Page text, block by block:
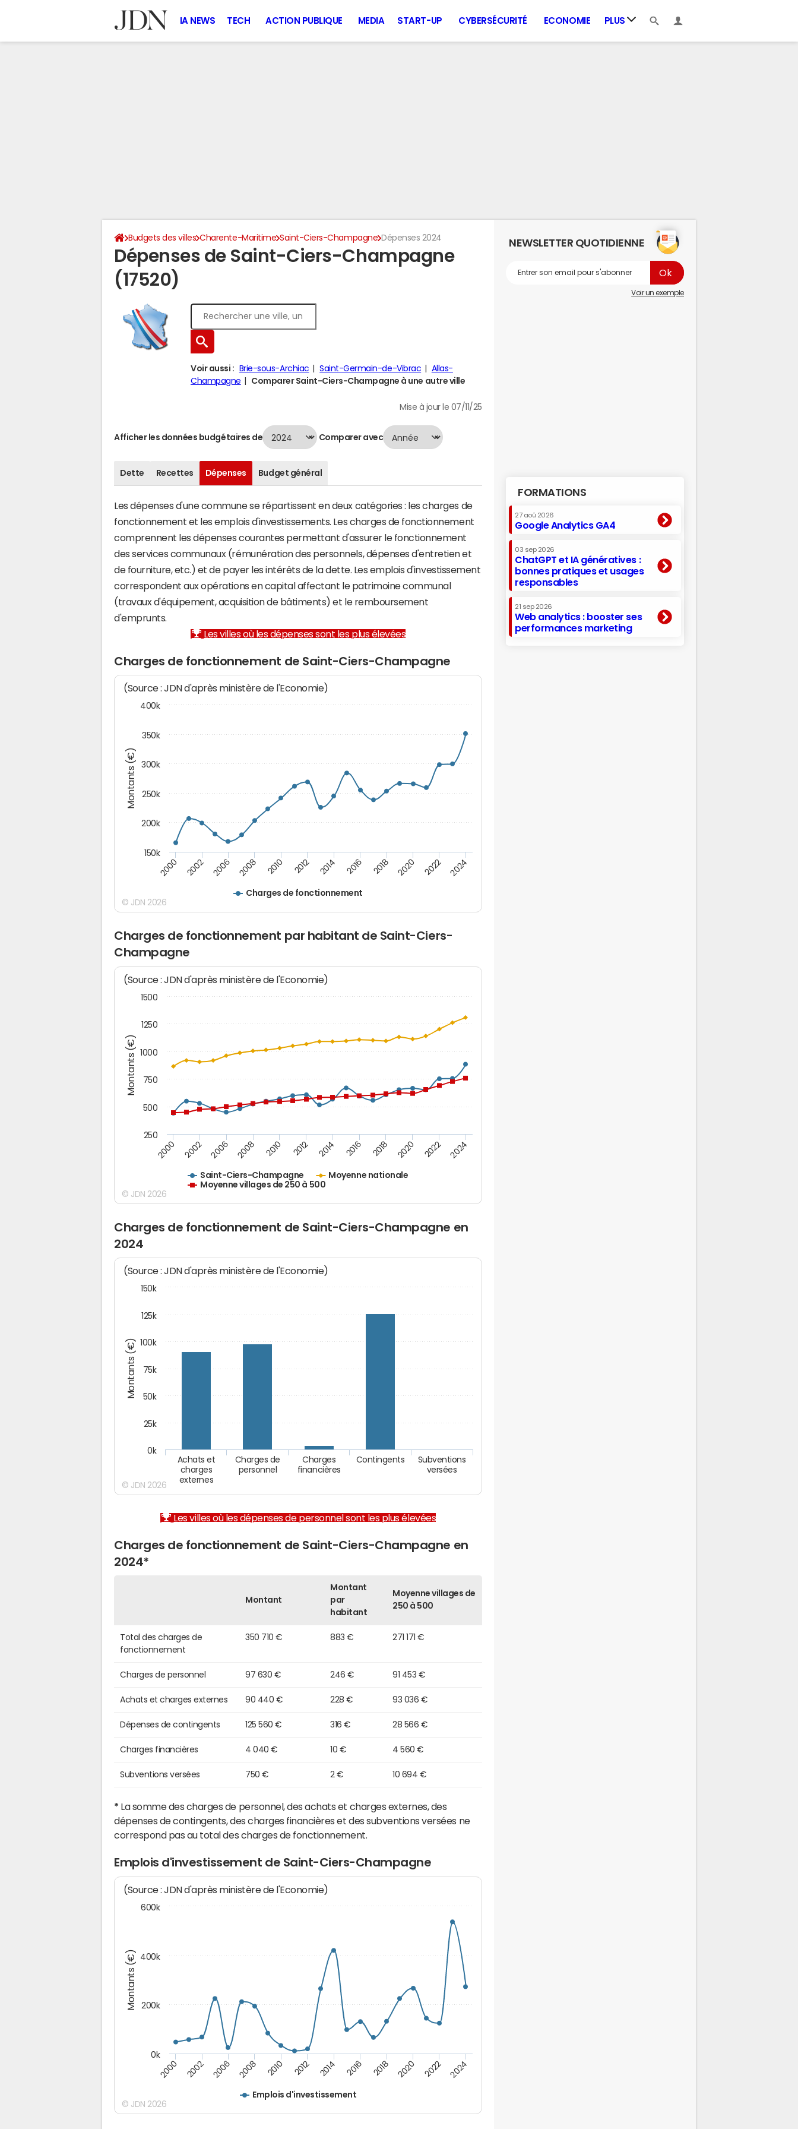
IA NEWS TECH ACTION PUBLIQUE MEDIA START-UP CYBERSÉCURITÉ ECONOMIE PLUS
Budgets des villes Charente-Maritime Saint-Ciers-Champagne Dépenses 2024
Dépenses de Saint-Ciers-Champagne
(17520)
Voir aussi : Brie-sous-Archiac Saint-Germain-de-Vibrac
Allas-
Champagne
Comparer Saint-Ciers-Champagne à une autre ville
Mise à jour le 07/11/25
Afficher les données budgétaires de Comparer avec
Dette Recettes Dépenses Budget général
Les dépenses d'une commune se répartissent en deux catégories : les charges de
fonctionnement et les emplois d'investissements. Les charges de fonctionnement
comprennent les dépenses courantes permettant d'assurer le fonctionnement
des services communaux (rémunération des personnels, dépenses d'entretien et
de fourniture, etc.) et de payer les intérêts de la dette. Les emplois d'investissement
correspondent aux opérations en capital affectant le patrimoine communal
(travaux d'équipement, acquisition de bâtiments) et le remboursement
d'emprunts.
Les villes où les dépenses sont les plus élevées
Charges de fonctionnement de Saint-Ciers-Champagne
Montants (€)
(Source : JDN d'après ministère de l'Economie)
Charges de fonctionnement
2000 2002 2006 2008 2010 2012 2014 2016 2018 2020 2022 2024
150k
200k
250k
300k
350k
400k
© JDN 2026
Charges de fonctionnement par habitant de Saint-Ciers-
Champagne
Montants (€)
(Source : JDN d'après ministère de l'Economie)
Saint-Ciers-Champagne
Moyenne nationale
Moyenne villages de 250 à 500
2000 2002 2006 2008 2010 2012 2014 2016 2018 2020 2022 2024
250
500
750
1000
1250
1500
© JDN 2026
Charges de fonctionnement de Saint-Ciers-Champagne en
2024
Montants (€)
(Source : JDN d'après ministère de l'Economie)
Achats et
charges
externes
Charges de
personnel
Charges
financières
Contingents
Subventions
versées
0k
25k
50k
75k
100k
125k
150k
© JDN 2026
Les villes où les dépenses de personnel sont les plus élevées
Charges de fonctionnement de Saint-Ciers-Champagne en
2024*
Montant
Montant
par
habitant
Moyenne villages de
250 à 500
Total des charges de
fonctionnement
350 710 € 883 € 271 171 €
Charges de personnel 97 630 € 246 € 91 453 €
Achats et charges externes 90 440 € 228 € 93 036 €
Dépenses de contingents 125 560 € 316 € 28 566 €
Charges financières 4 040 € 10 € 4 560 €
Subventions versées 750 € 2 € 10 694 €
* La somme des charges de personnel, des achats et charges externes, des
dépenses de contingents, des charges financières et des subventions versées ne
correspond pas au total des charges de fonctionnement.
Emplois d'investissement de Saint-Ciers-Champagne
Montants (€)
(Source : JDN d'après ministère de l'Economie)
Emplois d'investissement
2000 2002 2006 2008 2010 2012 2014 2016 2018 2020 2022 2024
0k
200k
400k
600k
© JDN 2026
NEWSLETTER QUOTIDIENNE
Voir un exemple
FORMATIONS
27 aoû 2026
Google Analytics GA4
03 sep 2026
ChatGPT et IA génératives :
bonnes pratiques et usages
responsables
21 sep 2026
Web analytics : booster ses
performances marketing